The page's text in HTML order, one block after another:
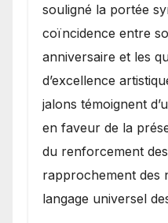
souligné la portée
coïncidence entre
anniversaire et les
d’excellence
jalons témoignent
en faveur de la
du renforcement
rapprochement des
langage universel